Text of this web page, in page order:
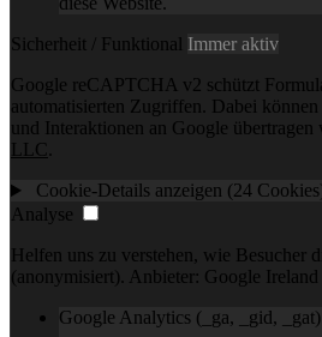
Sicherheit / Funktional Immer aktiv
Google reCAPTCHA v2 schützt
automatisierten Zugriffen. Dabei
und Interaktionen an Google übertragen
LLC
Cookie-Details anzeigen (24
Analyse
Helfen uns zu verstehen, wie Besucher
(anonymisiert). Anbieter: Google Ireland
Google Analytics (_ga, _gid, _gat)